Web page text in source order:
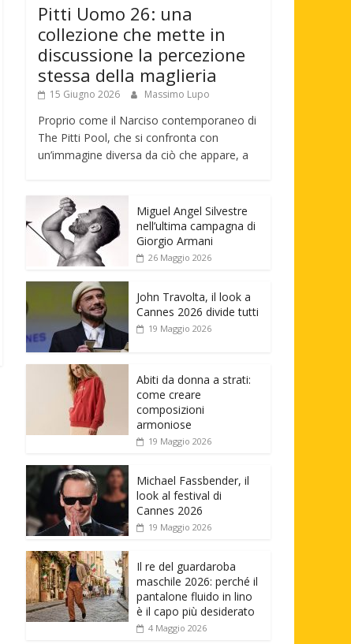
Pitti Uomo 26: una
collezione che mette in
discussione la percezione
stessa della maglieria
15 Giugno 2026 Massimo Lupo
Proprio come il Narciso contemporaneo di
The Pitti Pool, che si confronta con
un’immagine diversa da ciò che appare, a
Miguel Angel Silvestre
nell’ultima campagna di
Giorgio Armani
26 Maggio 2026
John Travolta, il look a
Cannes 2026 divide tutti
19 Maggio 2026
Abiti da donna a strati:
come creare
composizioni
armoniose
19 Maggio 2026
Michael Fassbender, il
look al festival di
Cannes 2026
19 Maggio 2026
Il re del guardaroba
maschile 2026: perché il
pantalone fluido in lino
è il capo più desiderato
4 Maggio 2026